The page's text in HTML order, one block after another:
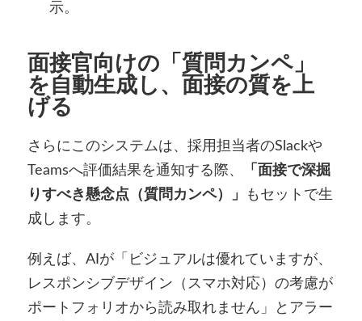
示。
面接官向けの「質問カンペ」
を自動生成し、面接の質を上
げる
さらにこのシステムは、採用担当者のSlackや
Teamsへ評価結果を通知する際、
「面接で深掘
りすべき懸念点（質問カンペ）」
もセットで生
成します。
例えば、AIが「ビジュアルは優れていますが、
レスポンシブデザイン（スマホ対応）の考慮が
ポートフォリオから読み取れません」とアラー